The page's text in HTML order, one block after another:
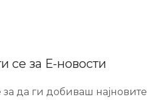
се за Е-новости
да ги добиваш најновите